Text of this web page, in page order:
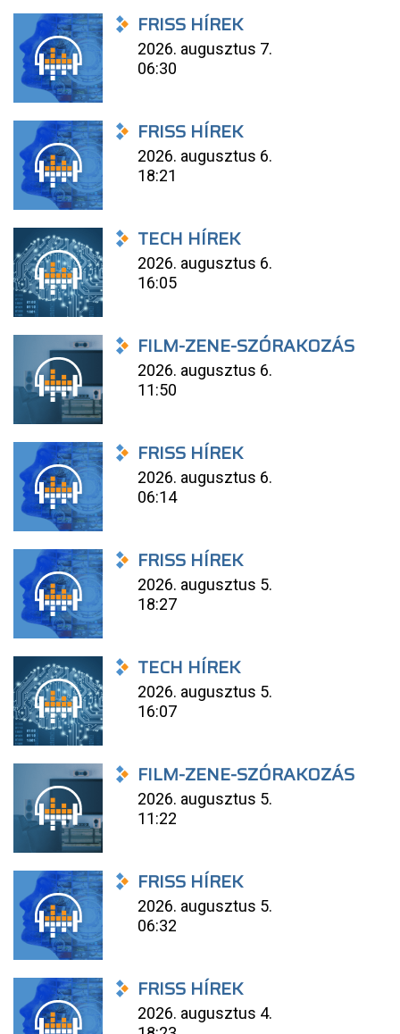
FRISS HÍREK
2026. augusztus 7.
06:30
FRISS HÍREK
2026. augusztus 6.
18:21
TECH HÍREK
2026. augusztus 6.
16:05
FILM-ZENE-SZÓRAKOZÁS
2026. augusztus 6.
11:50
FRISS HÍREK
2026. augusztus 6.
06:14
FRISS HÍREK
2026. augusztus 5.
18:27
TECH HÍREK
2026. augusztus 5.
16:07
FILM-ZENE-SZÓRAKOZÁS
2026. augusztus 5.
11:22
FRISS HÍREK
2026. augusztus 5.
06:32
FRISS HÍREK
2026. augusztus 4.